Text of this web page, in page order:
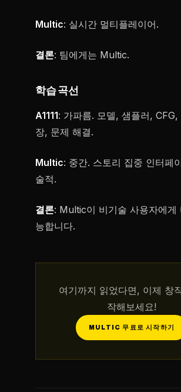
Multic: 실시간 멀티플레이어.
결론: 팀에게는 Multic.
학습 곡선
A1111: 가파름. 모델, 샘플러,
장, 문제 해결.
Multic: 중간. 스토리 집중 인터페
술적.
결론: Multic이 비기술 사용자에게
능합니다.
여기까지 읽었다면, 이제 창
작해보세요!
MULTIC 무료로 시작하기